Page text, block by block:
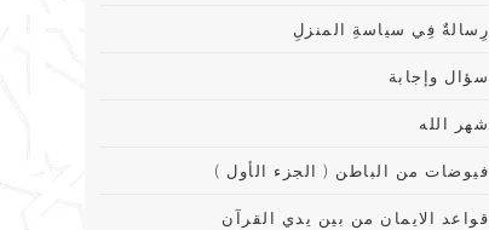
رِسالةٌ فِي سياسةِ المنزلِ
سؤال وإجابة
شهر الله
فيوضات من الباطن ( الجزء الأول )
قواعد الايمان من بين يدي القرآن